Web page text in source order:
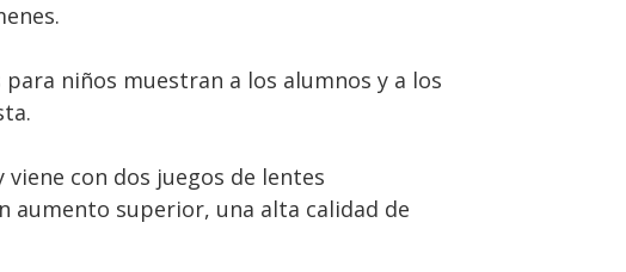
niños muestran a los alumnos y a los
con dos juegos de lentes
aumento superior, una alta calidad de